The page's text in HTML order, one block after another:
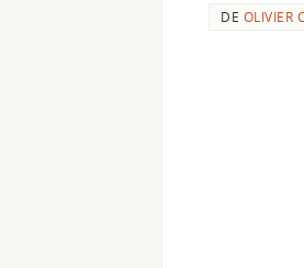
DE OLIVIER